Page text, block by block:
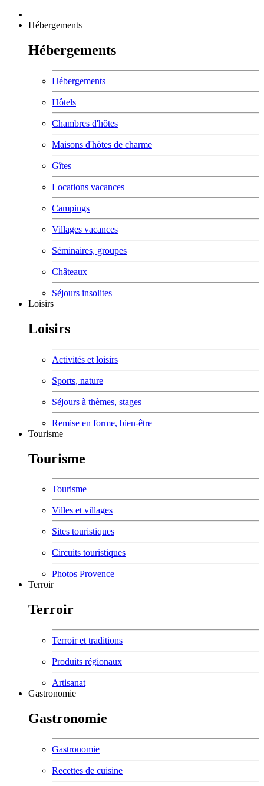
Hébergements
Hébergements
Hébergements
Hôtels
Chambres d'hôtes
Maisons d'hôtes de charme
Gîtes
Locations vacances
Campings
Villages vacances
Séminaires, groupes
Châteaux
Séjours insolites
Loisirs
Loisirs
Activités et loisirs
Sports, nature
Séjours à thèmes, stages
Remise en forme, bien-être
Tourisme
Tourisme
Tourisme
Villes et villages
Sites touristiques
Circuits touristiques
Photos Provence
Terroir
Terroir
Terroir et traditions
Produits régionaux
Artisanat
Gastronomie
Gastronomie
Gastronomie
Recettes de cuisine